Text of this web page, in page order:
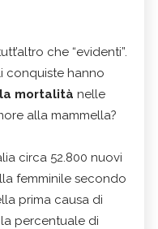
che “evidenti”.
conquiste hanno
mortalità nelle
alla mammella?
circa 52.800 nuovi
femminile secondo
prima causa di
percentuale di